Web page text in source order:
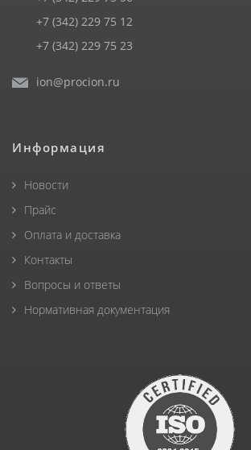
+7 (342) 229 75 12
+7 (342) 229 75 23
ion@procion.ru
Информация
Новости
Прайс
Оплата и доставка
Контакты
Вопросы и ответы
Нормативная документация